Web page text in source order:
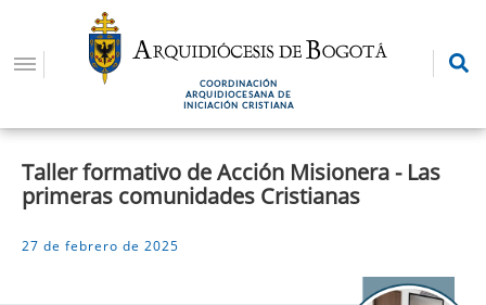
contenido
COORDINACIÓN
ARQUIDIOCESANA DE
INICIACIÓN CRISTIANA
Taller formativo de Acción Misionera - Las
primeras comunidades Cristianas
27 de febrero de 2025